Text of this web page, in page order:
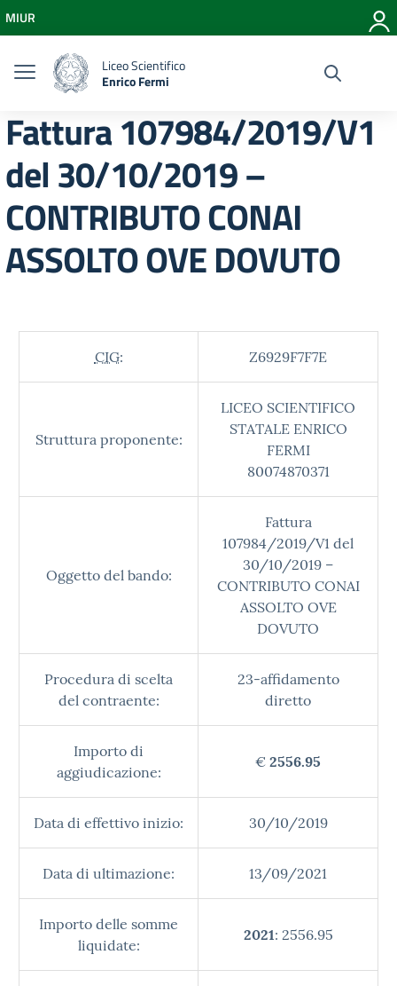
Vai al menu di navigazione
Vai al footer
MIUR
Liceo Scientifico
Enrico Fermi
Fattura 107984/2019/V1
del 30/10/2019 –
CONTRIBUTO CONAI
ASSOLTO OVE DOVUTO
CIG: Z6929F7F7E
Struttura proponente:
LICEO SCIENTIFICO
STATALE ENRICO
FERMI
80074870371
Oggetto del bando:
Fattura
107984/2019/V1 del
30/10/2019 –
CONTRIBUTO CONAI
ASSOLTO OVE
DOVUTO
Procedura di scelta
del contraente:
23-affidamento
diretto
Importo di
aggiudicazione:
€ 2556.95
Data di effettivo inizio: 30/10/2019
Data di ultimazione: 13/09/2021
Importo delle somme
liquidate:
2021: 2556.95